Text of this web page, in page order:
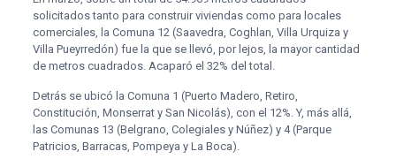
solicitados tanto para construir viviendas como para locales
comerciales, la Comuna 12 (Saavedra, Coghlan, Villa Urquiza y
Villa Pueyrredón) fue la que se llevó, por lejos, la mayor cantidad
de metros cuadrados. Acaparó el 32% del total.
Detrás se ubicó la Comuna 1 (Puerto Madero, Retiro,
Constitución, Monserrat y San Nicolás), con el 12%. Y, más allá,
las Comunas 13 (Belgrano, Colegiales y Núñez) y 4 (Parque
Patricios, Barracas, Pompeya y La Boca).